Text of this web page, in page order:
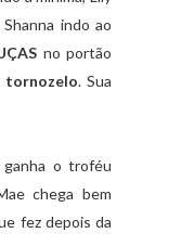
indo ao
no portão
tornozelo. Sua
ganha o troféu
chega bem
fez depois da